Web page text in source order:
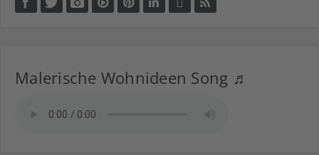
Malerische Wohnideen Song ♬